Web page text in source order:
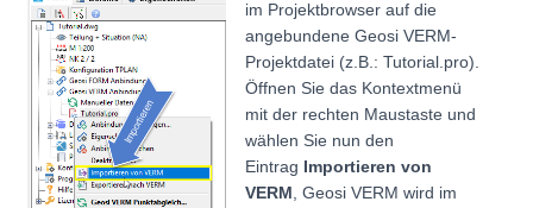
im Projektbrowser auf die
angebundene Geosi VERM-
Projektdatei (z.B.: Tutorial.pro).
Öffnen Sie das Kontextmenü
mit der rechten Maustaste und
wählen Sie nun den
Eintrag Importieren von
VERM Geosi VERM wird im